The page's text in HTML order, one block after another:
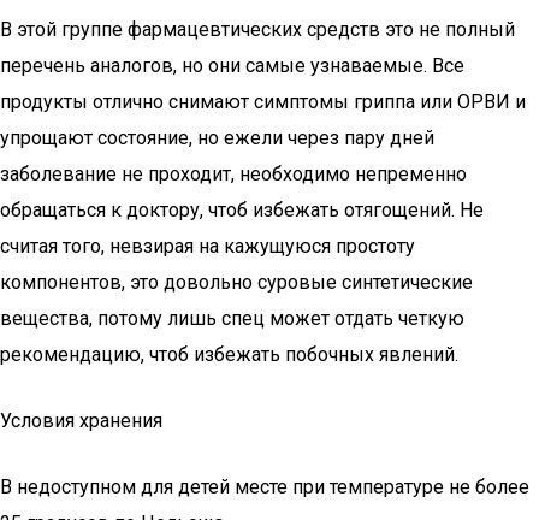
В этой группе фармацевтических средств это не полный
перечень аналогов, но они самые узнаваемые. Все
продукты отлично снимают симптомы гриппа или ОРВИ и
упрощают состояние, но ежели через пару дней
заболевание не проходит, необходимо непременно
обращаться к доктору, чтоб избежать отягощений. Не
считая того, невзирая на кажущуюся простоту
компонентов, это довольно суровые синтетические
вещества, потому лишь спец может отдать четкую
рекомендацию, чтоб избежать побочных явлений.
Условия хранения
В недоступном для детей месте при температуре не более